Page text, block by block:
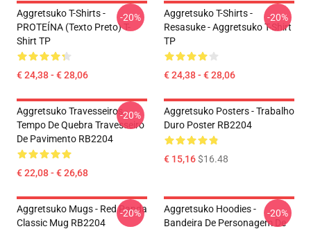
Aggretsuko T-Shirts -
PROTEÍNA (texto Preto) T-
Shirt TP
€ 24,38 - € 28,06
-20%
Aggretsuko T-Shirts -
Resasuke - Aggretsuko T-Shirt
TP
€ 24,38 - € 28,06
-20%
Aggretsuko Travesseiros -
Tempo De Quebra Travesseiro
De Pavimento RB2204
€ 22,08 - € 26,68
-20%
Aggretsuko Posters - Trabalho
Duro Poster RB2204
€ 15,16$16.48
Aggretsuko Mugs - Red Panda
Classic Mug RB2204
-20%
Aggretsuko Hoodies -
Bandeira De Personagem De
-20%